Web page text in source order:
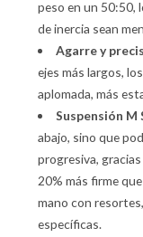
peso en un 50:50,
de inercia sean
Agarre y
ejes más largos,
aplomada, más
Suspensión
abajo, sino que
progresiva,
20% más firme
mano con
específicas.